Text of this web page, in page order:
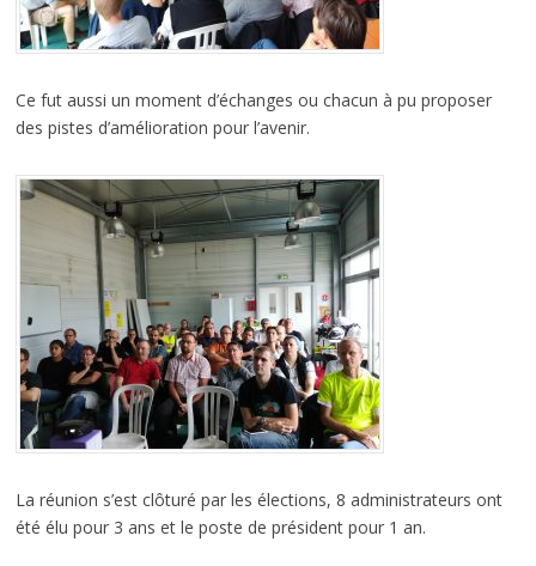
Ce fut aussi un moment d’échanges ou chacun à pu proposer
des pistes d’amélioration pour l’avenir.
La réunion s’est clôturé par les élections, 8 administrateurs ont
été élu pour 3 ans et le poste de président pour 1 an.